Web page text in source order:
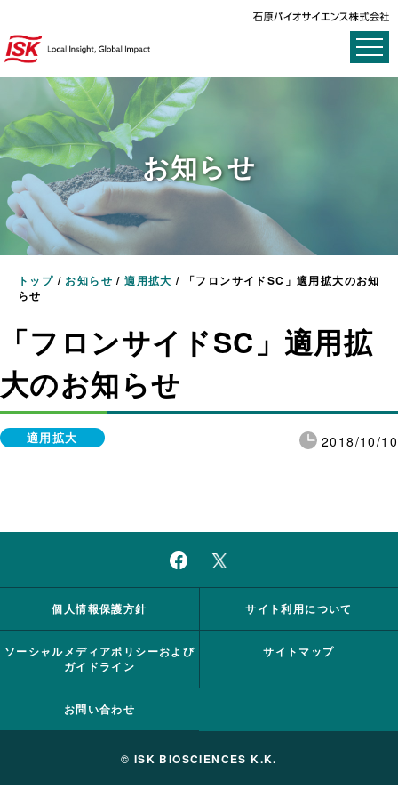
お知らせ
トップ / お知らせ /適用拡大 /
「フロンサイドSC」適用拡大のお知
らせ
「フロンサイドSC」適用拡
大のお知らせ
2018/10/10
適用拡大
個人情報保護方針 サイト利用について
ソーシャルメディアポリシーおよび
ガイドライン
サイトマップ
お問い合わせ
© ISK BIOSCIENCES K.K.